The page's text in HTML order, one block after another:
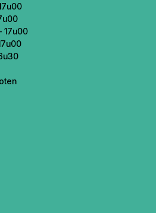
17u00